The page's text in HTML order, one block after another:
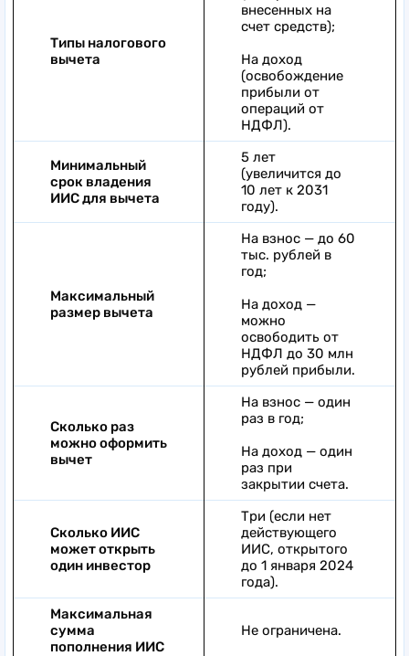
Типы налогового
вычета
внесенных на
счет средств);
На доход
(освобождение
прибыли от
операций от
НДФЛ).
Минимальный
срок владения
ИИС для вычета
5 лет
(увеличится до
10 лет к 2031
году).
Максимальный
размер вычета
На взнос — до 60
тыс. рублей в
год;
На доход —
можно
освободить от
НДФЛ до 30 млн
рублей прибыли.
Сколько раз
можно оформить
вычет
На взнос — один
раз в год;
На доход — один
раз при
закрытии счета.
Сколько ИИС
может открыть
один инвестор
Три (если нет
действующего
ИИС, открытого
до 1 января 2024
года).
Максимальная
сумма
пополнения ИИС
Не ограничена.